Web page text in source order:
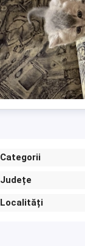
Categorii
Județe
Localități